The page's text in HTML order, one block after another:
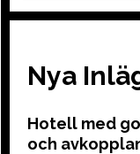
Nya
Hotell med
och